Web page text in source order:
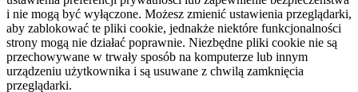
i nie mogą być wyłączone. Możesz zmienić ustawienia przeglądarki,
aby zablokować te pliki cookie, jednakże niektóre funkcjonalności
strony mogą nie działać poprawnie. Niezbędne pliki cookie nie są
przechowywane w trwały sposób na komputerze lub innym
urządzeniu użytkownika i są usuwane z chwilą zamknięcia
przeglądarki.